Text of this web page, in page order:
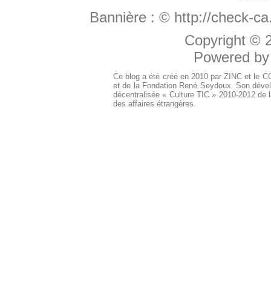
Bannière : © http://check-
Copyright ©
Powered
Ce blog a été créé en 2010 par ZINC et le
et de la Fondation René Seydoux. Son
décentralisée « Culture TIC » 2010-2012
des affaires étrangères.